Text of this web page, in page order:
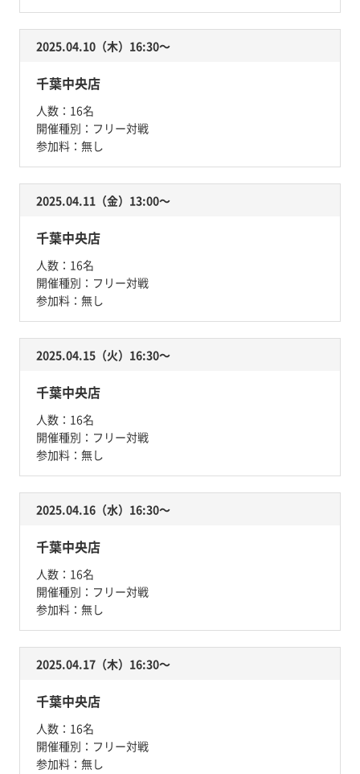
2025.04.10（木）16:30〜
千葉中央店
人数： 16名
開催種別： フリー対戦
参加料： 無し
2025.04.11（金）13:00〜
千葉中央店
人数： 16名
開催種別： フリー対戦
参加料： 無し
2025.04.15（火）16:30〜
千葉中央店
人数： 16名
開催種別： フリー対戦
参加料： 無し
2025.04.16（水）16:30〜
千葉中央店
人数： 16名
開催種別： フリー対戦
参加料： 無し
2025.04.17（木）16:30〜
千葉中央店
人数： 16名
開催種別： フリー対戦
参加料： 無し